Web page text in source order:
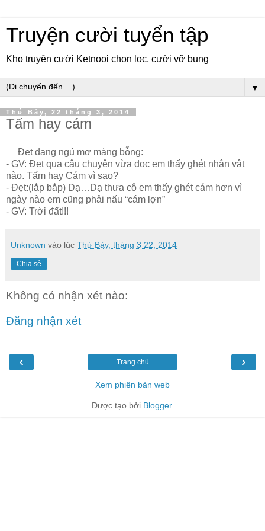
Truyện cười tuyển tập
Kho truyện cười Ketnooi chọn lọc, cười vỡ bụng
▼
Thứ Bảy, 22 tháng 3, 2014
Tấm hay cám
Đẹt đang ngủ mơ màng bỗng:
- GV: Đẹt qua câu chuyện vừa đọc em thấy ghét nhân vật
nào. Tấm hay Cám vì sao?
- Đẹt:(lắp bắp) Dạ…Dạ thưa cô em thấy ghét cám hơn vì
ngày nào em cũng phải nấu “cám lợn”
- GV: Trời đất!!!
Unknown vào lúc Thứ Bảy, tháng 3 22, 2014
Chia sẻ
Không có nhận xét nào:
Đăng nhận xét
‹ ›
Trang chủ
Xem phiên bản web
Được tạo bởi Blogger.